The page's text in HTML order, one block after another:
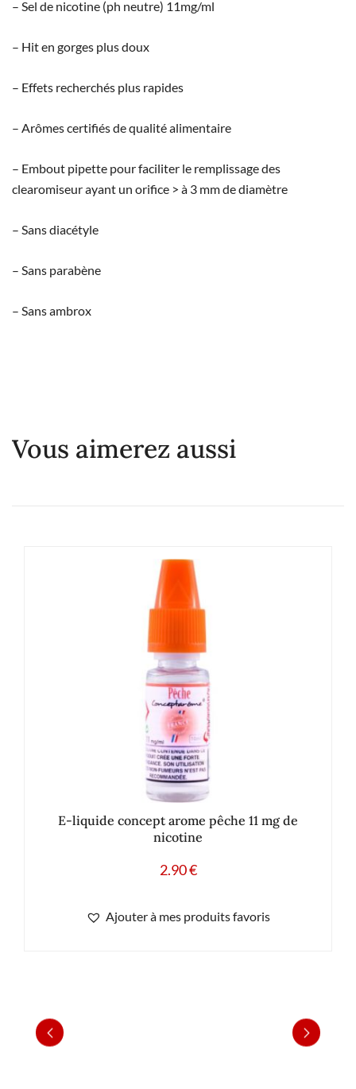
– Sel de nicotine (ph neutre) 11mg/ml
– Hit en gorges plus doux
– Effets recherchés plus rapides
– Arômes certifiés de qualité alimentaire
– Embout pipette pour faciliter le remplissage des
clearomiseur ayant un orifice > à 3 mm de diamètre
– Sans diacétyle
– Sans parabène
– Sans ambrox
Vous aimerez aussi
E-liquide concept arome pêche 11 mg de
nicotine
2.90€
Ajouter à mes produits favoris